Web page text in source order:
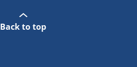
Back to top